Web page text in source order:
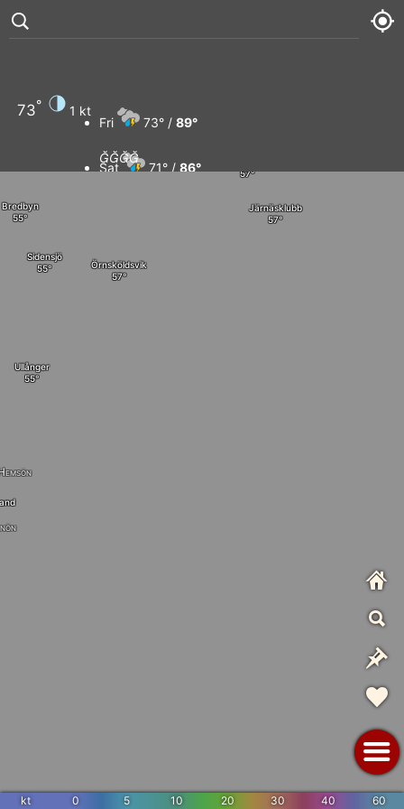
Vännäs
Sidensjö
Bredbyn
Ullånger
Trehörningsjö
Örnsköldsvik
Järnäsklubb
kt 0 5 10 20 30 40 60
73° 1 kt
Fri 73° / 89°
Sat 71° / 86°
Mon
